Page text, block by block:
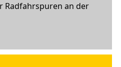
Radfahrspuren an der